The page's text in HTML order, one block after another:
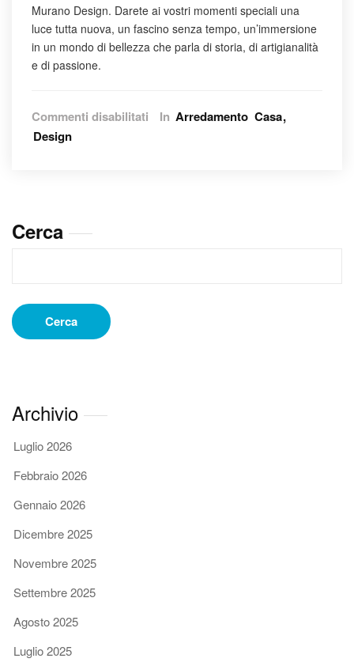
Murano Design. Darete ai vostri momenti speciali una
luce tutta nuova, un fascino senza tempo, un’immersione
in un mondo di bellezza che parla di storia, di artigianalità
e di passione.
Commenti disabilitati suIn Arredamento Casa
Design
Cerca
Cerca
Archivio
Luglio 2026
Febbraio 2026
Gennaio 2026
Dicembre 2025
Novembre 2025
Settembre 2025
Agosto 2025
Luglio 2025